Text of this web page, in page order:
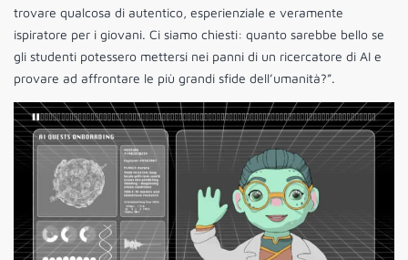
trovare qualcosa di autentico, esperienziale e veramente
ispiratore per i giovani. Ci siamo chiesti: quanto sarebbe bello se
gli studenti potessero mettersi nei panni di un ricercatore di AI e
provare ad affrontare le più grandi sfide dell’umanità?”.